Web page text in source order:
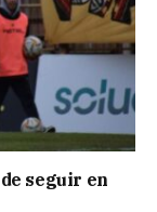
seguir en